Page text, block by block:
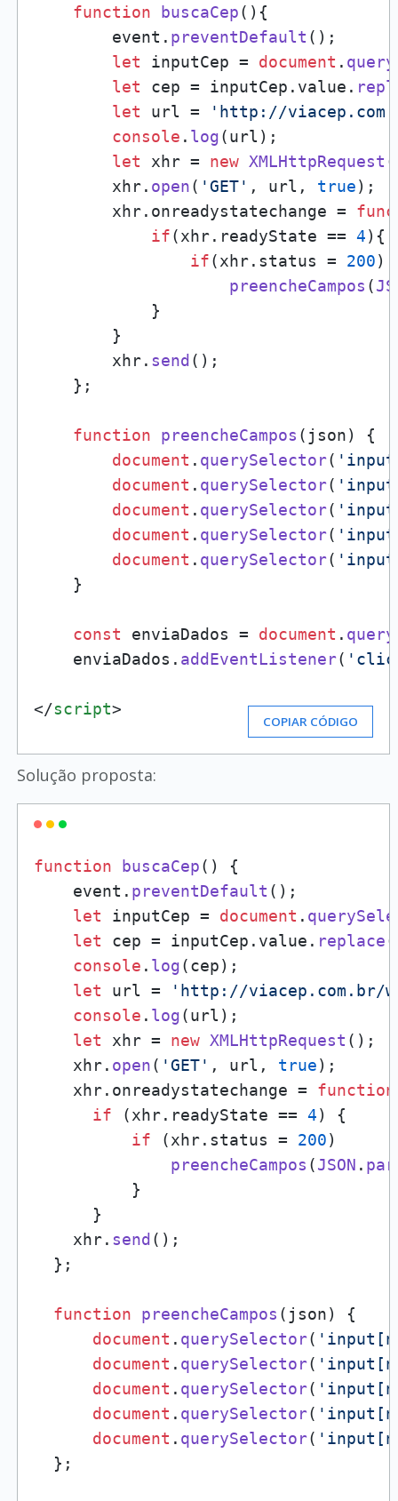
function buscaCep( ){
        event.
preventDefault ();
let inputCep = document .
let cep = inputCep. value .
let url =
'http://
console . log(url);
let xhr = new XMLHttpRequest
        xhr.
open( 'GET' , url, true);
        xhr.
onreadystatechange =
if(xhr. readyState == 4){
if(xhr. status = 200)
preencheCampos (
            }
        }
        xhr.
send ();
    };
function preencheCampos ( json) {
document . querySelector(
document . querySelector(
document . querySelector(
document . querySelector(
document . querySelector(
    }
const enviaDados = document .
    enviaDados.
addEventListener(
</script>
COPIAR CÓDIGO
Solução proposta:
function buscaCep( ) {
    event.
preventDefault ();
let inputCep = document .
let cep = inputCep. value . replace(
console . log(cep);
let url =
'http://viacep.com.br/
console . log(url);
let xhr = new XMLHttpRequest ();
    xhr.
open( 'GET' , url, true);
    xhr.
onreadystatechange = function
if (xhr. readyState == 4) {
if (xhr. status = 200)
preencheCampos (JSON .
          }
      }
    xhr.
send ();
  };
function preencheCampos ( json) {
document . querySelector(
document . querySelector(
document . querySelector(
document . querySelector(
document . querySelector(
  };